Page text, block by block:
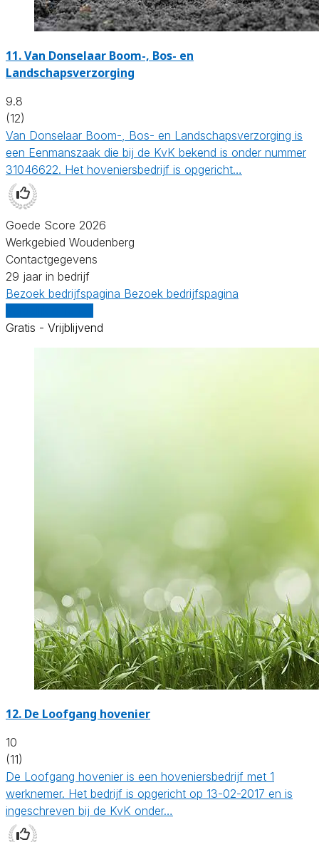
11.Van Donselaar Boom-, Bos- en
Landschapsverzorging
9.8
(12)
Van Donselaar Boom-, Bos- en Landschapsverzorging is
een Eenmanszaak die bij de KvK bekend is onder nummer
31046622. Het hoveniersbedrijf is opgericht…
Goede Score 2026
Werkgebied Woudenberg
Contactgegevens
29 jaar in bedrijf
Bezoek bedrijfspagina Bezoek bedrijfspagina
Gratis - Vrijblijvend
12. De Loofgang hovenier
10
(11)
De Loofgang hovenier is een hoveniersbedrijf met 1
werknemer. Het bedrijf is opgericht op 13-02-2017 en is
ingeschreven bij de KvK onder…